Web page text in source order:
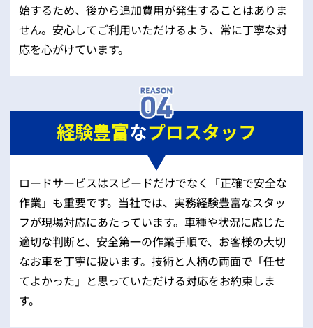
始するため、後から追加費用が発生することはありま
せん。安心してご利用いただけるよう、常に丁寧な対
応を心がけています。
経験豊富なプロスタッフ
ロードサービスはスピードだけでなく「正確で安全な
作業」も重要です。当社では、実務経験豊富なスタッ
フが現場対応にあたっています。車種や状況に応じた
適切な判断と、安全第一の作業手順で、お客様の大切
なお車を丁寧に扱います。技術と人柄の両面で「任せ
てよかった」と思っていただける対応をお約束しま
す。